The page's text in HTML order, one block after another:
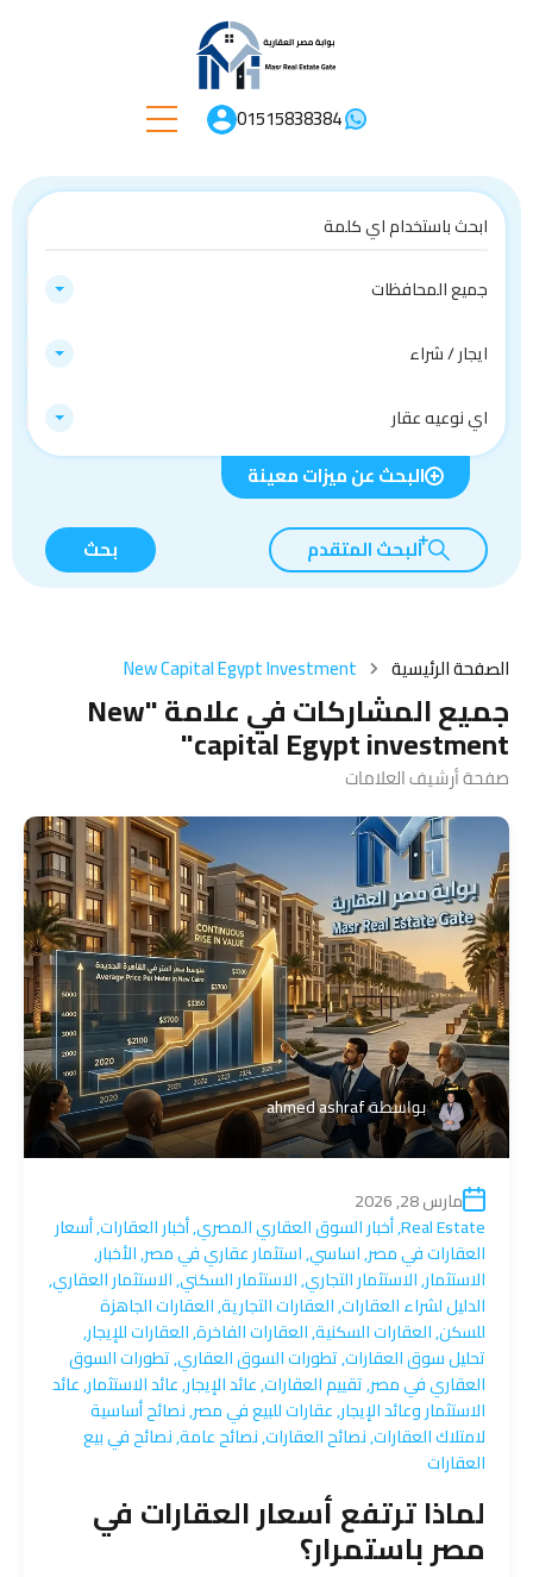
01515838384
جميع المحافظات
ايجار / شراء
اي نوعيه عقار
البحث عن ميزات معينة
البحث المتقدم بحث
الصفحة الرئيسية New Capital Egypt Investment
جميع المشاركات في علامة "New
capital Egypt investment"
صفحة أرشيف العلامات
بواسطةahmed ashraf
مارس 28, 2026
Real Estate
,أخبار السوق العقاري المصري,أخبار العقارات,أسعار
العقارات في مصر,اساسي,استثمار عقاري في مصر,الأخبار,
الاستثمار,الاستثمار التجاري,الاستثمار السكني,الاستثمار العقاري,
الدليل لشراء العقارات,العقارات التجارية,العقارات الجاهزة
للسكن,العقارات السكنية,العقارات الفاخرة,العقارات للإيجار,
تحليل سوق العقارات,تطورات السوق العقاري,تطورات السوق
العقاري في مصر,تقييم العقارات,عائد الإيجار,عائد الاستثمار,عائد
الاستثمار وعائد الإيجار,عقارات للبيع في مصر,نصائح أساسية
لامتلاك العقارات,نصائح العقارات,نصائح عامة,نصائح في بيع
العقارات
لماذا ترتفع أسعار العقارات في
مصر باستمرار؟